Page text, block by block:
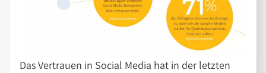
Das Vertrauen in Social Media hat in der letzten